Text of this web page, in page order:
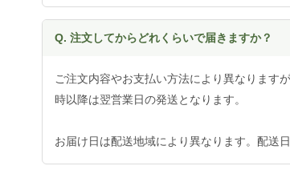
Q. 注文してからどれくらいで届きますか？
ご注文内容やお支払い方法により異なります
時以降は翌営業日の発送となります。
お届け日は配送地域により異なります。配送